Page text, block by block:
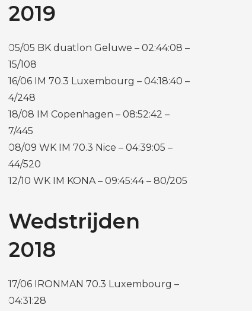
2019
05/05 BK duatlon Geluwe – 02:44:08 –
15/108
16/06 IM 70.3 Luxembourg – 04:18:40 –
4/248
18/08 IM Copenhagen – 08:52:42 –
7/445
08/09 WK IM 70.3 Nice – 04:39:05 –
44/520
12/10 WK IM KONA – 09:45:44 – 80/205
Wedstrijden
2018
17/06 IRONMAN 70.3 Luxembourg –
04:31:28